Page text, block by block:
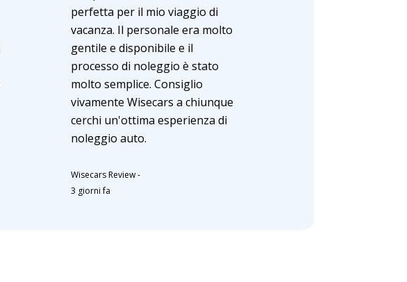
perfetta per il mio viaggio di
vacanza. Il personale era molto
gentile e disponibile e il
processo di noleggio è stato
molto semplice. Consiglio
vivamente Wisecars a chiunque
cerchi un'ottima esperienza di
noleggio auto.
Wisecars Review-
3 giorni fa